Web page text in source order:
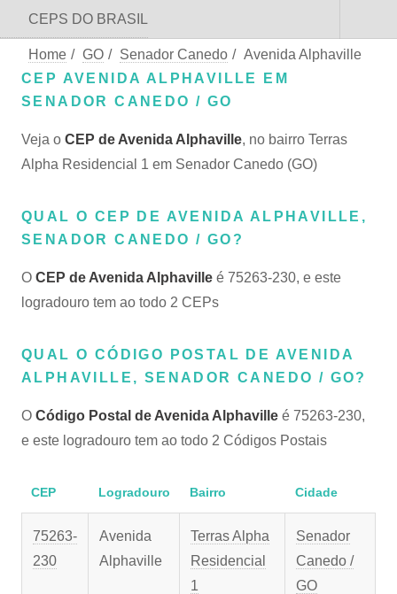
CEPS DO BRASIL
Home / GO / Senador Canedo / Avenida Alphaville
CEP AVENIDA ALPHAVILLE EM
SENADOR CANEDO / GO
Veja o CEP de Avenida Alphaville, no bairro Terras
Alpha Residencial 1 em Senador Canedo (GO)
QUAL O CEP DE AVENIDA ALPHAVILLE,
SENADOR CANEDO / GO?
O CEP de Avenida Alphaville é 75263-230, e este
logradouro tem ao todo 2 CEPs
QUAL O CÓDIGO POSTAL DE AVENIDA
ALPHAVILLE, SENADOR CANEDO / GO?
O Código Postal de Avenida Alphaville é 75263-230,
e este logradouro tem ao todo 2 Códigos Postais
CEP Logradouro Bairro Cidade
75263-
230
Avenida
Alphaville
Terras Alpha
Residencial
1
Senador
Canedo /
GO